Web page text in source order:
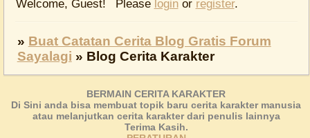
Welcome, Guest! Please loginor register.
» Buat Catatan Cerita Blog Gratis Forum
Sayalagi » Blog Cerita Karakter
BERMAIN CERITA KARAKTER
Di Sini anda bisa membuat topik baru cerita karakter manusia
atau melanjutkan cerita karakter dari penulis lainnya
Terima Kasih.